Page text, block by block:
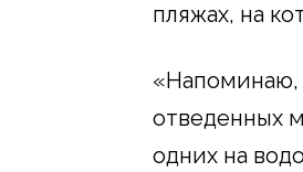
пляжах, на
«Напоминаю,
отведенных
одних на